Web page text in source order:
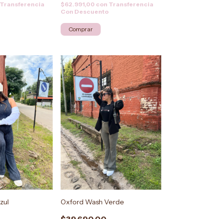
Transferencia $62.991,00 con Transferencia
Con Descuento
Comprar
Oxford Wash Verde